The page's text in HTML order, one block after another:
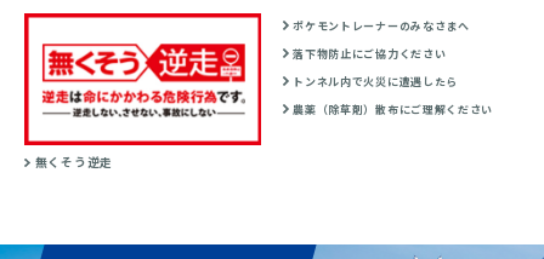
無くそう逆走
ポケモントレーナーのみなさまへ
落下物防止にご協力ください
トンネル内で火災に遭遇したら
農薬（除草剤）散布にご理解ください